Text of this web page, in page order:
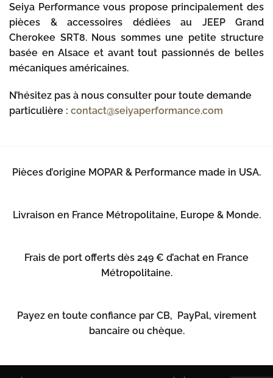
Seiya Performance vous propose principalement des
pièces & accessoires dédiées au JEEP Grand
Cherokee SRT8. Nous sommes une petite structure
basée en Alsace et avant tout passionnés de belles
mécaniques américaines.
N’hésitez pas à nous consulter pour toute demande
particulière : contact@seiyaperformance.com
Pièces d’origine MOPAR & Performance made in USA.
Livraison en France Métropolitaine, Europe & Monde.
Frais de port offerts dès 249 € d’achat en France
Métropolitaine.
Payez en toute confiance par CB, PayPal, virement
bancaire ou chèque.